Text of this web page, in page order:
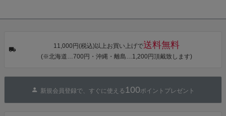
カシュクール
ワンピース 簡
単着付け 大人
11,000円(税込)以上お買い上げで送料無料
(※北海道…700円・沖縄・離島…1,200円頂戴致します)
新規会員登録で、すぐに使える 100ポイントプレゼント